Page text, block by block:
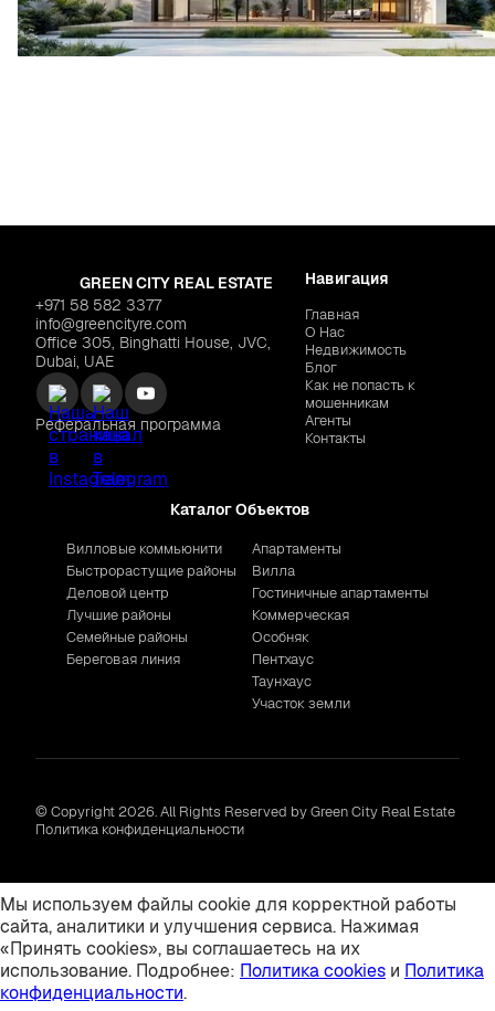
GREEN CITY REAL ESTATE
+971 58 582 3377
info@greencityre.com
Office 305, Binghatti House, JVC,
Dubai, UAE
Реферальная программа
Навигация
Главная
О Нас
Недвижимость
Блог
Как не попасть к
мошенникам
Агенты
Контакты
Каталог Объектов
Вилловые коммьюнити
Быстрорастущие районы
Деловой центр
Лучшие районы
Семейные районы
Береговая линия
Апартаменты
Вилла
Гостиничные апартаменты
Коммерческая
Особняк
Пентхаус
Таунхаус
Участок земли
© Copyright 2026. All Rights Reserved by Green City Real Estate
Политика конфиденциальности
Мы используем файлы cookie для корректной работы
сайта, аналитики и улучшения сервиса. Нажимая
«Принять cookies», вы соглашаетесь на их
использование. Подробнее: Политика cookies и Политика
конфиденциальности.